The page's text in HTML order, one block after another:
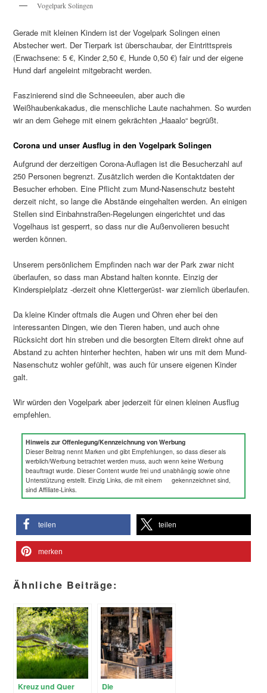
Vogelpark Solingen
Gerade mit kleinen Kindern ist der Vogelpark Solingen einen
Abstecher wert. Der Tierpark ist überschaubar, der Eintrittspreis
(Erwachsene: 5 €, Kinder 2,50 €, Hunde 0,50 €) fair und der eigene
Hund darf angeleint mitgebracht werden.
Faszinierend sind die Schneeeulen, aber auch die
Weißhaubenkakadus, die menschliche Laute nachahmen. So wurden
wir an dem Gehege mit einem gekrächten „Haaalo“ begrüßt.
Corona und unser Ausflug in den Vogelpark Solingen
Aufgrund der derzeitigen Corona-Auflagen ist die Besucherzahl auf
250 Personen begrenzt. Zusätzlich werden die Kontaktdaten der
Besucher erhoben. Eine Pflicht zum Mund-Nasenschutz besteht
derzeit nicht, so lange die Abstände eingehalten werden. An einigen
Stellen sind Einbahnstraßen-Regelungen eingerichtet und das
Vogelhaus ist gesperrt, so dass nur die Außenvolieren besucht
werden können.
Unserem persönlichem Empfinden nach war der Park zwar nicht
überlaufen, so dass man Abstand halten konnte. Einzig der
Kinderspielplatz -derzeit ohne Klettergerüst- war ziemlich überlaufen.
Da kleine Kinder oftmals die Augen und Ohren eher bei den
interessanten Dingen, wie den Tieren haben, und auch ohne
Rücksicht dort hin streben und die besorgten Eltern direkt ohne auf
Abstand zu achten hinterher hechten, haben wir uns mit dem Mund-
Nasenschutz wohler gefühlt, was auch für unsere eigenen Kinder
galt.
Wir würden den Vogelpark aber jederzeit für einen kleinen Ausflug
empfehlen.
Hinweis zur Offenlegung/Kennzeichnung von Werbung
Dieser Beitrag nennt Marken und gibt Empfehlungen, so dass dieser als
werblich/Werbung betrachtet werden muss, auch wenn keine Werbung
beauftragt wurde. Dieser Content wurde frei und unabhängig sowie ohne
Unterstützung erstellt. Einzig Links, die mit einem
gekennzeichnet sind,
sind Affiliate-Links.
teilen teilen
merken
Ähnliche Beiträge:
Kreuz und Quer
Die